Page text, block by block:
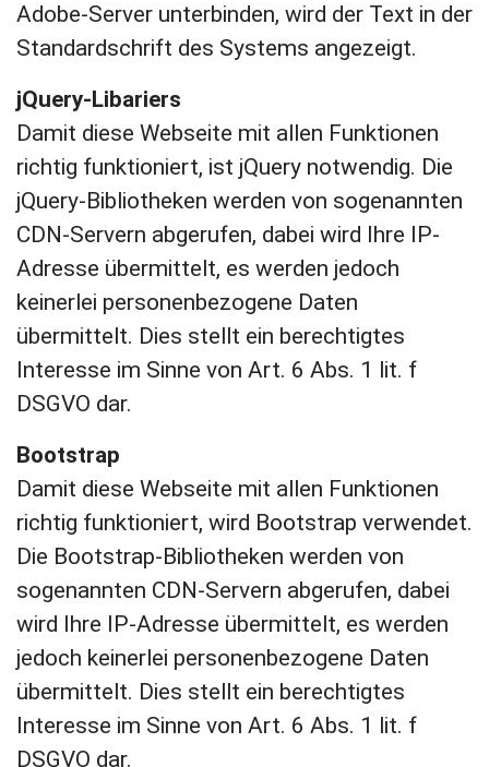
Adobe-Server unterbinden, wird der Text in der
Standardschrift des Systems angezeigt.
jQuery-Libariers
Damit diese Webseite mit allen Funktionen
richtig funktioniert, ist jQuery notwendig. Die
jQuery-Bibliotheken werden von sogenannten
CDN-Servern abgerufen, dabei wird Ihre IP-
Adresse übermittelt, es werden jedoch
keinerlei personenbezogene Daten
übermittelt. Dies stellt ein berechtigtes
Interesse im Sinne von Art. 6 Abs. 1 lit. f
DSGVO dar.
Bootstrap
Damit diese Webseite mit allen Funktionen
richtig funktioniert, wird Bootstrap verwendet.
Die Bootstrap-Bibliotheken werden von
sogenannten CDN-Servern abgerufen, dabei
wird Ihre IP-Adresse übermittelt, es werden
jedoch keinerlei personenbezogene Daten
übermittelt. Dies stellt ein berechtigtes
Interesse im Sinne von Art. 6 Abs. 1 lit. f
DSGVO dar.